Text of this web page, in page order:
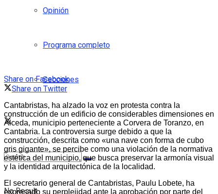
Opinión
Programa completo
Secciones
No Result
Share on Facebook
Share on Twitter
Cantabristas, ha alzado la voz en protesta contra la
construcción de un edificio de considerables dimensiones en
Alceda, municipio perteneciente a Corvera de Toranzo, en
Cantabria. La controversia surge debido a que la
construcción, descrita como «una nave con forma de cubo
gris gigante», se percibe como una violación de la normativa
estética del municipio, que busca preservar la armonía visual
y la identidad arquitectónica de la localidad.
El secretario general de Cantabristas, Paulu Lobete, ha
expresado su perplejidad ante la aprobación por parte del